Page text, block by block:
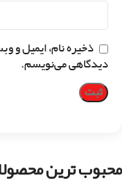
ذخیره نام، ایمیل و
دیدگاهی می‌نویسم.
محبوب ترین